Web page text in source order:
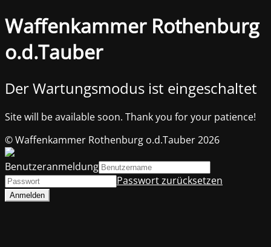
Waffenkammer Rothenburg
o.d.Tauber
Der Wartungsmodus ist eingeschaltet
Site will be available soon. Thank you for your patience!
© Waffenkammer Rothenburg o.d.Tauber 2026
Benutzeranmeldung
Passwort zurücksetzen